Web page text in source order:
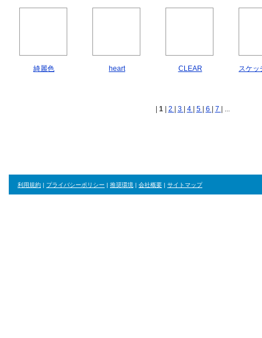
綺麗色 heart CLEAR スケッ
1 2 3 4 5 6 7 | ...
利用規約 | プライバシーポリシー | 推奨環境 | 会社概要 | サイトマップ